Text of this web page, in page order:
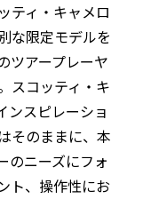
ティ・キャメロ
な限定モデルを
ツアープレーヤ
スコッティ・キ
ンスピレーショ
そのままに、本
のニーズにフォ
ト、操作性にお